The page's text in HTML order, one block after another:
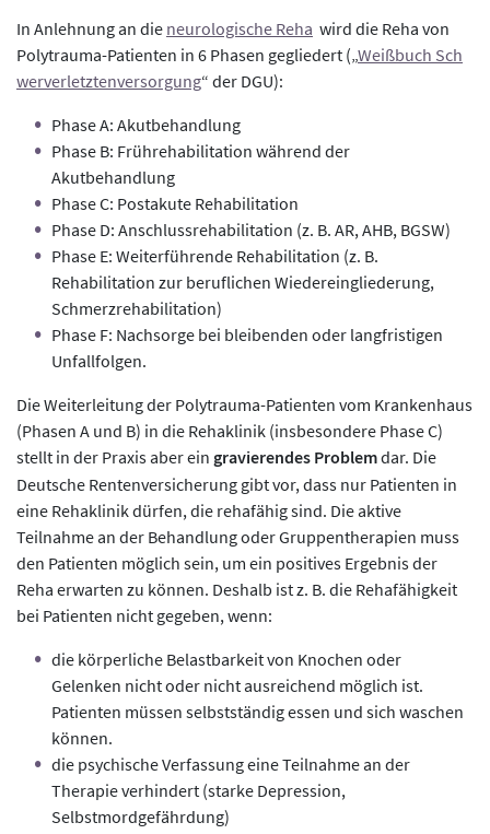
In Anlehnung an die neurologische Reha wird die Reha von
Polytrauma-Patienten in 6 Phasen gegliedert („Weißbuch Sch
werverletztenversorgung“ der DGU):
Phase A: Akutbehandlung
Phase B: Frührehabilitation während der
Akutbehandlung
Phase C: Postakute Rehabilitation
Phase D: Anschlussrehabilitation (z. B. AR, AHB, BGSW)
Phase E: Weiterführende Rehabilitation (z. B.
Rehabilitation zur beruflichen Wiedereingliederung,
Schmerzrehabilitation)
Phase F: Nachsorge bei bleibenden oder langfristigen
Unfallfolgen.
Die Weiterleitung der Polytrauma-Patienten vom Krankenhaus
(Phasen A und B) in die Rehaklinik (insbesondere Phase C)
stellt in der Praxis aber ein gravierendes Problemdar. Die
Deutsche Rentenversicherung gibt vor, dass nur Patienten in
eine Rehaklinik dürfen, die rehafähig sind. Die aktive
Teilnahme an der Behandlung oder Gruppentherapien muss
den Patienten möglich sein, um ein positives Ergebnis der
Reha erwarten zu können. Deshalb ist z. B. die Rehafähigkeit
bei Patienten nicht gegeben, wenn:
die körperliche Belastbarkeit von Knochen oder
Gelenken nicht oder nicht ausreichend möglich ist.
Patienten müssen selbstständig essen und sich waschen
können.
die psychische Verfassung eine Teilnahme an der
Therapie verhindert (starke Depression,
Selbstmordgefährdung)